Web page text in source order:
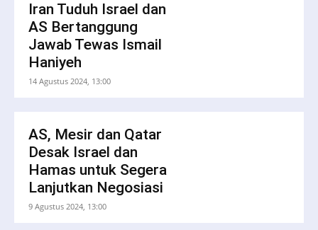
Iran Tuduh Israel dan
AS Bertanggung
Jawab Tewas Ismail
Haniyeh
14 Agustus 2024, 13:00
AS, Mesir dan Qatar
Desak Israel dan
Hamas untuk Segera
Lanjutkan Negosiasi
9 Agustus 2024, 13:00